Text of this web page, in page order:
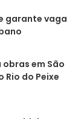
garante vaga
em São
Rio do Peixe